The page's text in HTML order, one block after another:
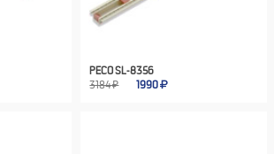
PECO SL-8356
3184 ₽
1990